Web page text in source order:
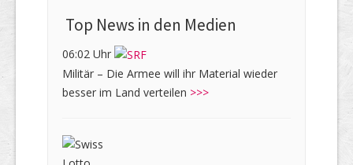
Top News in den Medien
06:02 Uhr
Militär – Die Armee will ihr Material wieder
besser im Land verteilen >>>